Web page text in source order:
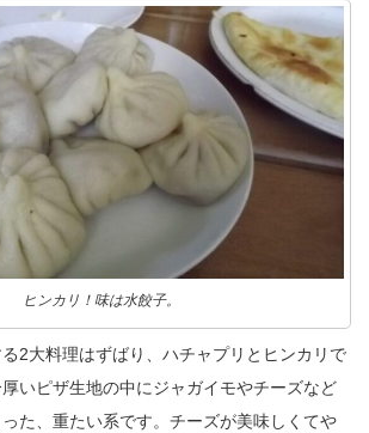
ヒンカリ！味は水餃子。
2大料理はずばり、ハチャプリとヒンカリで
いピザ生地の中にジャガイモやチーズなど
た、重たい系です。チーズが美味しくてや